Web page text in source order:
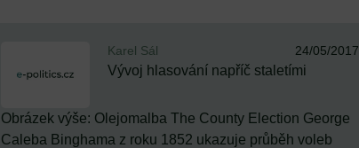
Karel Sál 24/05/2017
Vývoj hlasování napříč staletími
Obrázek výše: Olejomalba The County Election George
Caleba Binghama z roku 1852 ukazuje průběh voleb